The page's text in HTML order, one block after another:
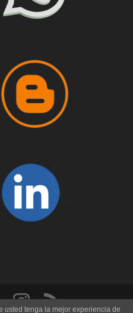
usted tenga la mejor experiencia de